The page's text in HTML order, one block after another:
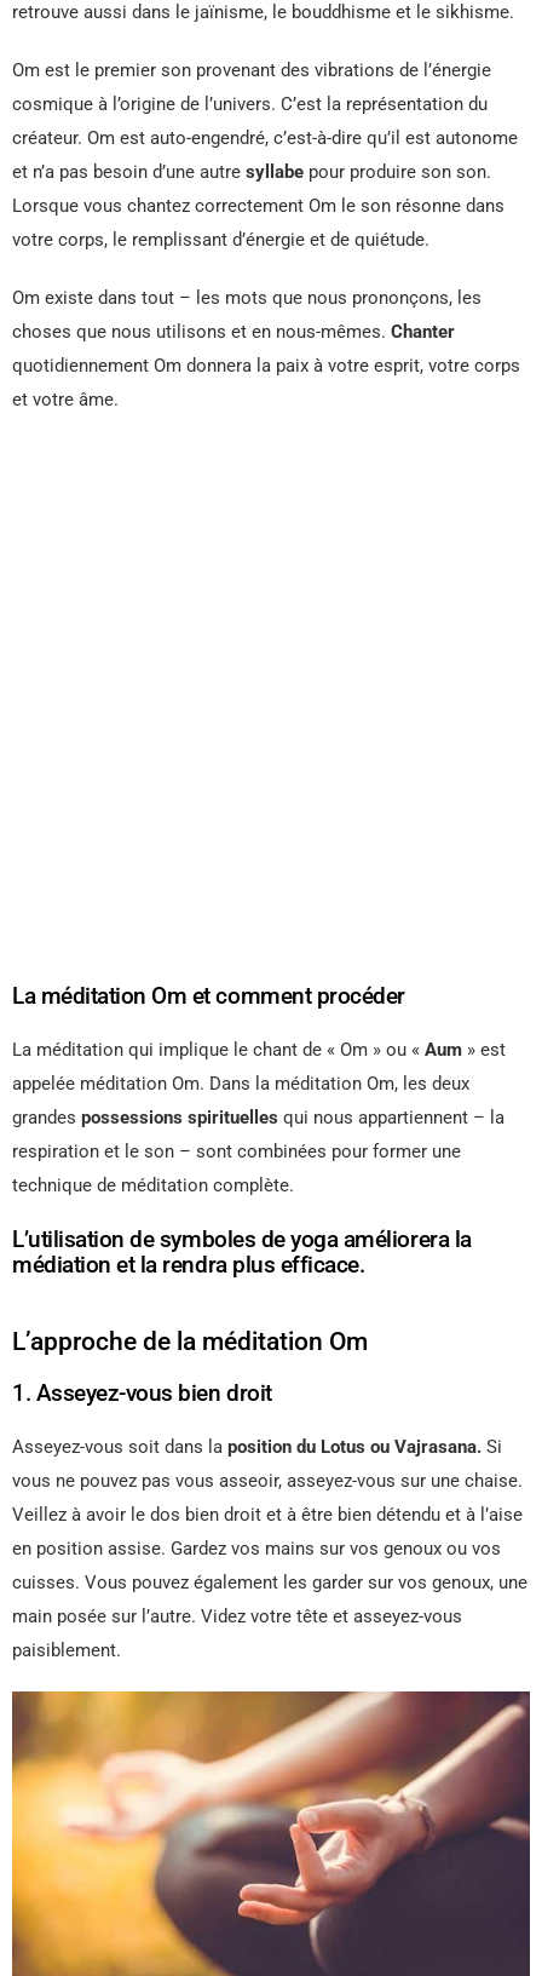
retrouve aussi dans le jaïnisme, le bouddhisme et le sikhisme.
Om est le premier son provenant des vibrations de l’énergie
cosmique à l’origine de l’univers. C’est la représentation du
créateur. Om est auto-engendré, c’est-à-dire qu’il est autonome
et n’a pas besoin d’une autre syllabe pour produire son son.
Lorsque vous chantez correctement Om le son résonne dans
votre corps, le remplissant d’énergie et de quiétude.
Om existe dans tout – les mots que nous prononçons, les
choses que nous utilisons et en nous-mêmes. Chanter
quotidiennement Om donnera la paix à votre esprit, votre corps
et votre âme.
La méditation Om et comment procéder
La méditation qui implique le chant de « Om » ou « Aum » est
appelée méditation Om. Dans la méditation Om, les deux
grandes possessions spirituelles qui nous appartiennent – la
respiration et le son – sont combinées pour former une
technique de méditation complète.
L’utilisation de symboles de yoga améliorera la
médiation et la rendra plus efficace.
L’approche de la méditation Om
1. Asseyez-vous bien droit
Asseyez-vous soit dans la position du Lotus ou Vajrasana. Si
vous ne pouvez pas vous asseoir, asseyez-vous sur une chaise.
Veillez à avoir le dos bien droit et à être bien détendu et à l’aise
en position assise. Gardez vos mains sur vos genoux ou vos
cuisses. Vous pouvez également les garder sur vos genoux, une
main posée sur l’autre. Videz votre tête et asseyez-vous
paisiblement.